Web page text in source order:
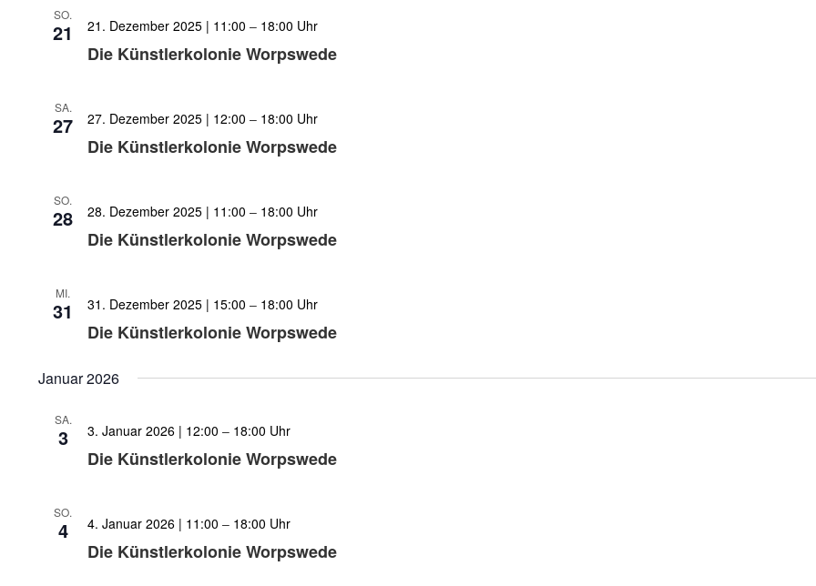
SO.
21
Die Künstlerkolonie Worpswede
21. Dezember 2025 | 11:00 – 18:00
SA.
27
Die Künstlerkolonie Worpswede
27. Dezember 2025 | 12:00 – 18:00
SO.
28
Die Künstlerkolonie Worpswede
28. Dezember 2025 | 11:00 – 18:00
MI.
31
Die Künstlerkolonie Worpswede
31. Dezember 2025 | 15:00 – 18:00
Januar 2026
SA.
3
Die Künstlerkolonie Worpswede
3. Januar 2026 | 12:00 – 18:00
SO.
4
Die Künstlerkolonie Worpswede
4. Januar 2026 | 11:00 – 18:00